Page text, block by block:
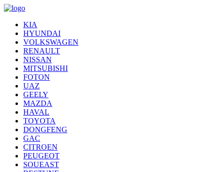
KIA
HYUNDAI
VOLKSWAGEN
RENAULT
NISSAN
MITSUBISHI
FOTON
UAZ
GEELY
MAZDA
HAVAL
TOYOTA
DONGFENG
GAC
CITROEN
PEUGEOT
SOUEAST